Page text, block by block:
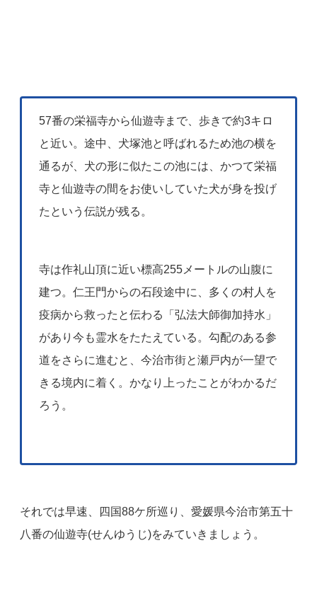
57番の栄福寺から仙遊寺まで、歩きで約3キロ
と近い。途中、犬塚池と呼ばれるため池の横を
通るが、犬の形に似たこの池には、かつて栄福
寺と仙遊寺の間をお使いしていた犬が身を投げ
たという伝説が残る。
寺は作礼山頂に近い標高255メートルの山腹に
建つ。仁王門からの石段途中に、多くの村人を
疫病から救ったと伝わる「弘法大師御加持水」
があり今も霊水をたたえている。勾配のある参
道をさらに進むと、今治市街と瀬戸内が一望で
きる境内に着く。かなり上ったことがわかるだ
ろう。
それでは早速、四国88ケ所巡り、愛媛県今治市第五十
八番の仙遊寺(せんゆうじ)をみていきましょう。